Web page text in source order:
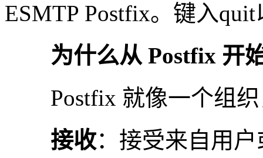
ESMTP Postfix。键入
为什么从 Postfix 开
Postfix 就像一个组织
接收：接受来自用